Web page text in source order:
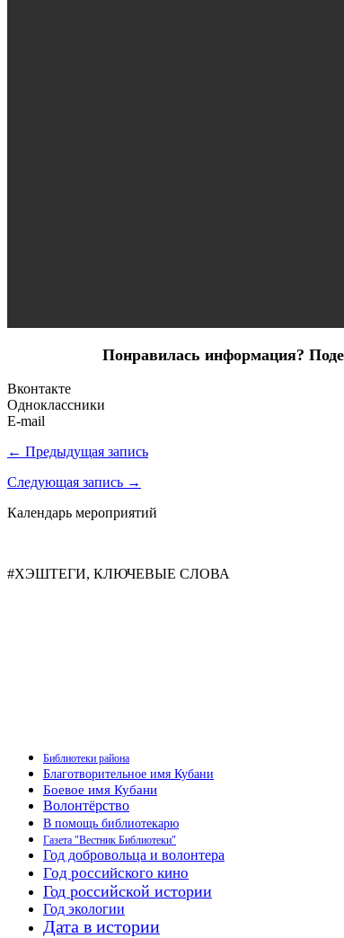
Понравилась информация?
Вконтакте
Одноклассники
E-mail
← Предыдущая запись
Следующая запись →
Календарь мероприятий
#ХЭШТЕГИ, КЛЮЧЕВЫЕ СЛОВА
Библиотеки района
Благотворительное имя Кубани
Боевое имя Кубани
Волонтёрство
В помощь библиотекарю
Газета "Вестник Библиотеки"
Год добровольца и волонтера
Год российского кино
Год российской истории
Год экологии
Дата в истории